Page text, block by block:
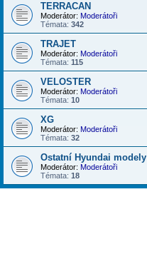
TERRACAN
Moderátor: Moderátoři
Témata: 342
TRAJET
Moderátor: Moderátoři
Témata: 115
VELOSTER
Moderátor: Moderátoři
Témata: 10
XG
Moderátor: Moderátoři
Témata: 32
Ostatní Hyundai modely
Moderátor: Moderátoři
Témata: 18